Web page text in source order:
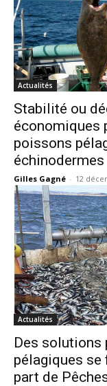
Actualités
Stabilité ou
économiques
poissons
échinodermes
Gilles Gagné - 12
Actualités
Des solutions
pélagiques
part de